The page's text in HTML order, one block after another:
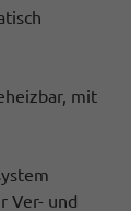
mit
Ver- und